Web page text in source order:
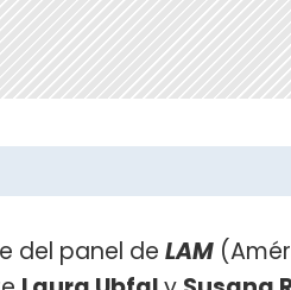
del panel de LAM